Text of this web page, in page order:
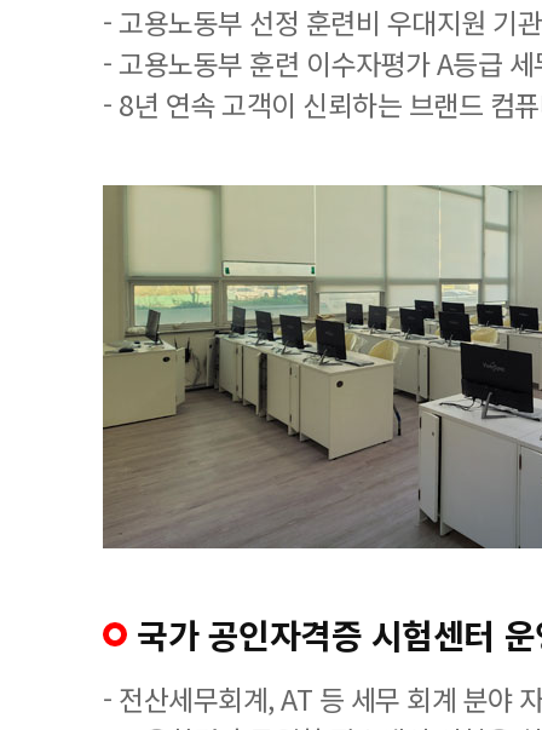
- 고용노동부 선정 훈련비 우대지원 기관
- 고용노동부 훈련 이수자평가 A등급
- 8년 연속 고객이 신뢰하는 브랜드 컴
국가 공인자격증 시험센터
- 전산세무회계, AT 등 세무 회계 분야